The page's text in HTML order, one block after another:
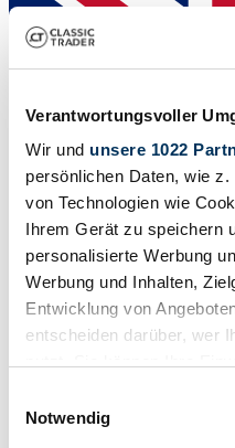
Verantwortungsvoller
Wir und unsere 1022
persönlichen Daten, wie
von Technologien wie
Ihrem Gerät zu speichern
personalisierte Werbung
Werbung und Inhalten,
Entwicklung von
entscheiden darüber, wer
Trigger Symbol ändern
Notwendig
Venditore
Tipo carrozzeria
Cabriolet (Decappottabile)
Non fornito
66 / 90